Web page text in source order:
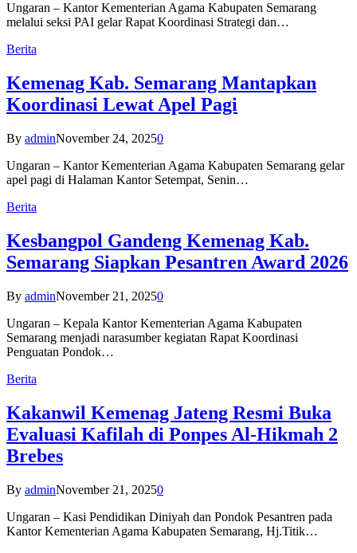
Ungaran – Kantor Kementerian Agama Kabupaten Semarang
melalui seksi PAI gelar Rapat Koordinasi Strategi dan…
Berita
Kemenag Kab. Semarang Mantapkan
Koordinasi Lewat Apel Pagi
By adminNovember 24, 20250
Ungaran – Kantor Kementerian Agama Kabupaten Semarang gelar
apel pagi di Halaman Kantor Setempat, Senin…
Berita
Kesbangpol Gandeng Kemenag Kab.
Semarang Siapkan Pesantren Award 2026
By adminNovember 21, 20250
Ungaran – Kepala Kantor Kementerian Agama Kabupaten
Semarang menjadi narasumber kegiatan Rapat Koordinasi
Penguatan Pondok…
Berita
Kakanwil Kemenag Jateng Resmi Buka
Evaluasi Kafilah di Ponpes Al-Hikmah 2
Brebes
By adminNovember 21, 20250
Ungaran – Kasi Pendidikan Diniyah dan Pondok Pesantren pada
Kantor Kementerian Agama Kabupaten Semarang, Hj.Titik…